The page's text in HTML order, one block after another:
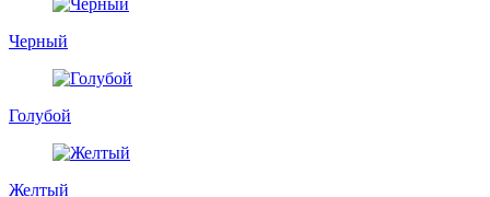
Черный
Голубой
Желтый